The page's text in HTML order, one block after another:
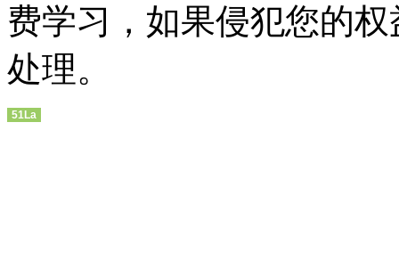
费学习，如果侵犯您的
处理。
51La